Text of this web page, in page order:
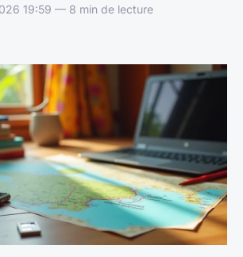
19:59 — 8 min de lecture